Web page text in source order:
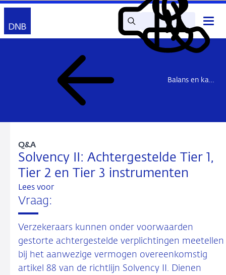
Zoek Lees
voor
Mijn
DNB
Contact
Balans en kapitaal (pilaar 1)
Solvency II: Achtergestelde Tier 1,
Tier 2 en Tier 3 instrumenten
Q&A
Lees voor
Vraag:
Verzekeraars kunnen onder voorwaarden
gestorte achtergestelde verplichtingen meetellen
bij het aanwezige vermogen overeenkomstig
artikel 88 van de richtlijn Solvency II. Dienen